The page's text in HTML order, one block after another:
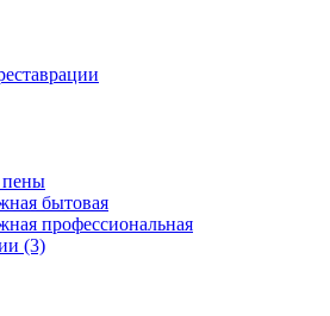
пены
бытовая
профессиональная
(3)